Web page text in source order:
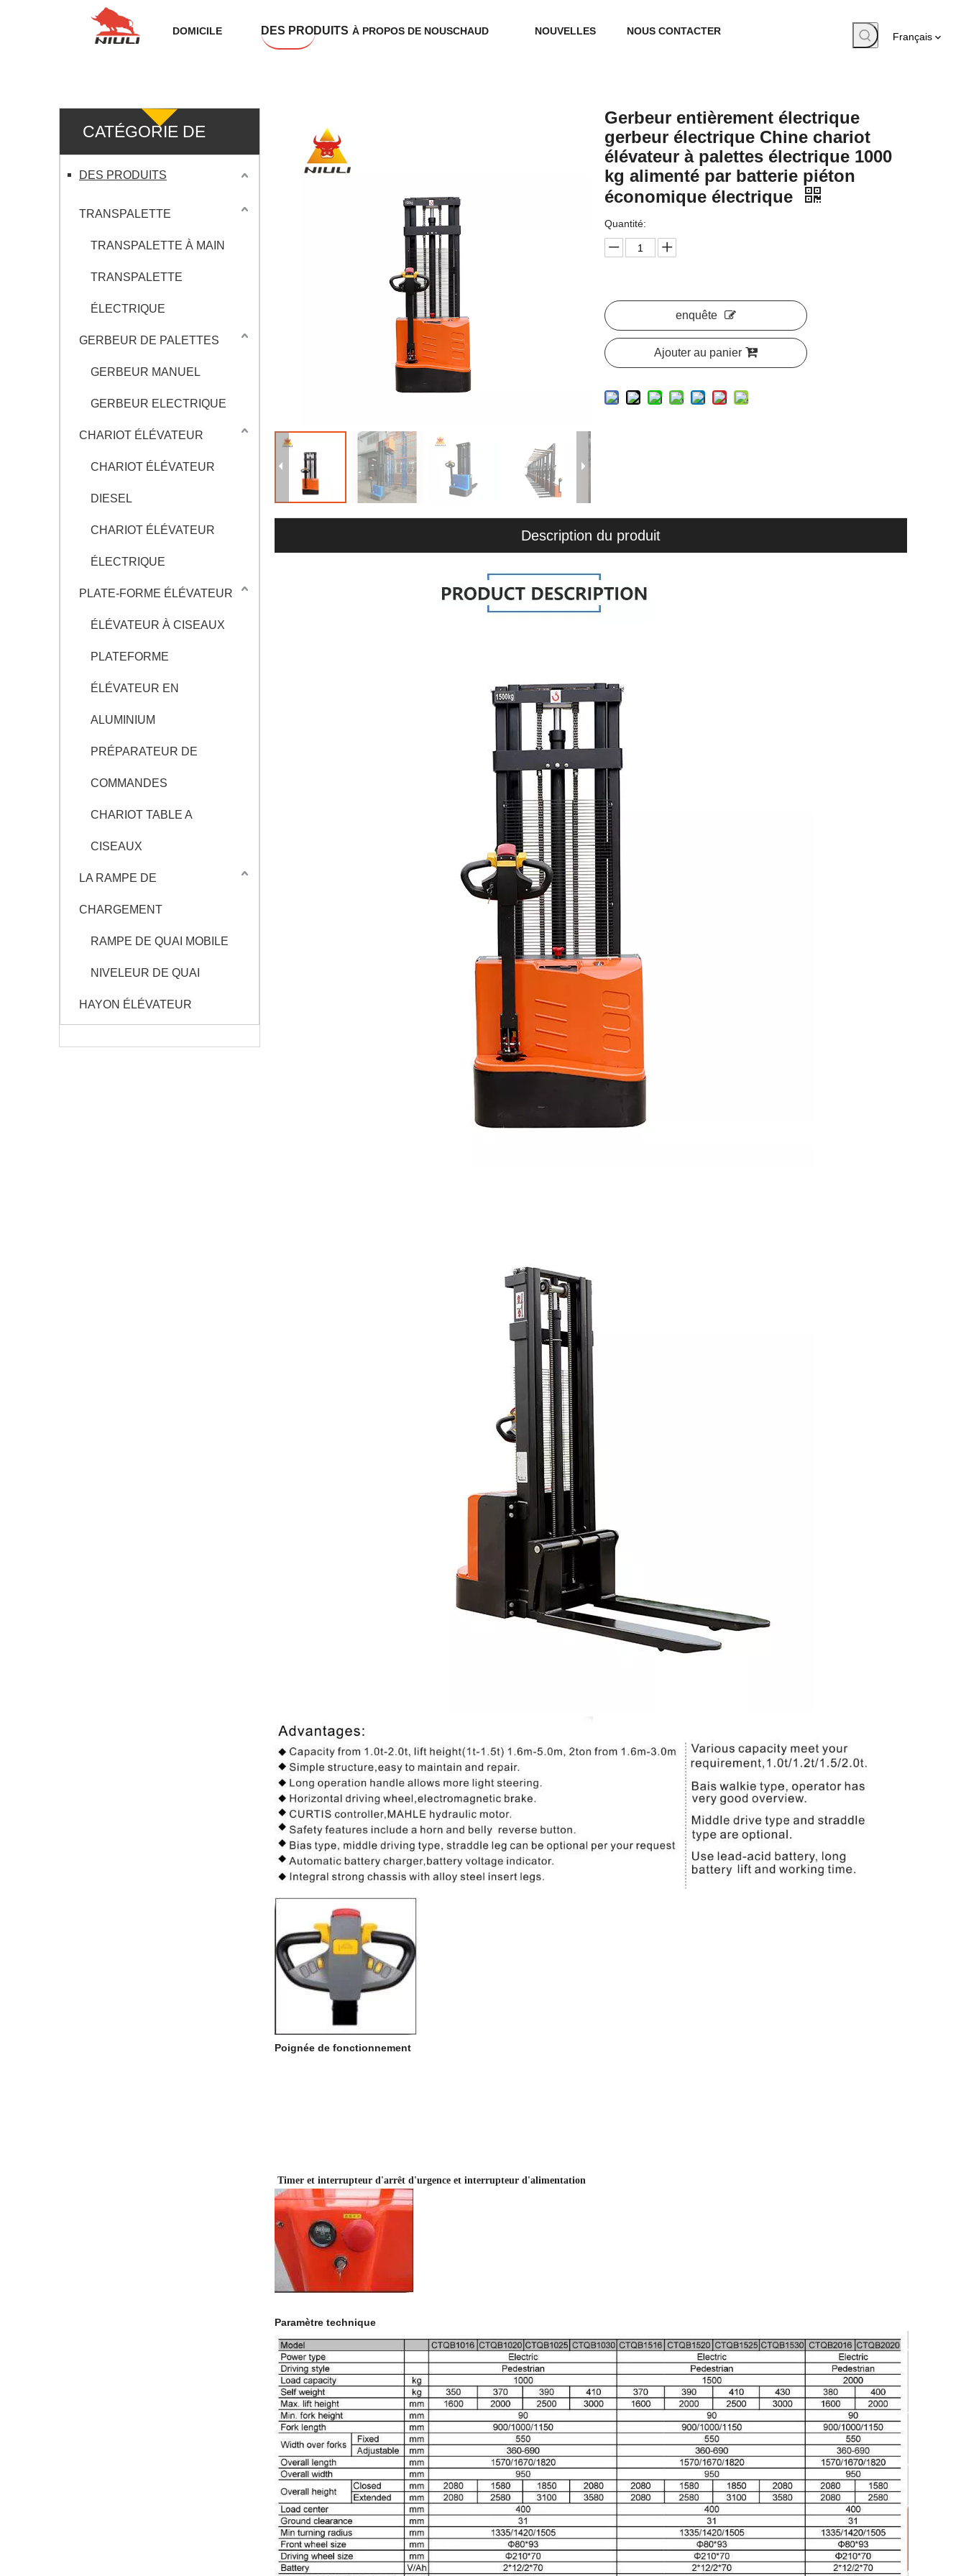
DOMICILE DES PRODUITS À PROPOS DE NOUSCHAUD NOUVELLES NOUS CONTACTER Français
CATÉGORIE DE
PRODUIT
DES PRODUITS
TRANSPALETTE
TRANSPALETTE À MAIN
TRANSPALETTE
ÉLECTRIQUE
GERBEUR DE PALETTES
GERBEUR MANUEL
GERBEUR ELECTRIQUE
CHARIOT ÉLÉVATEUR
CHARIOT ÉLÉVATEUR
DIESEL
CHARIOT ÉLÉVATEUR
ÉLECTRIQUE
PLATE-FORME ÉLÉVATEUR
ÉLÉVATEUR À CISEAUX
PLATEFORME
ÉLÉVATEUR EN
ALUMINIUM
PRÉPARATEUR DE
COMMANDES
CHARIOT TABLE A
CISEAUX
LA RAMPE DE
CHARGEMENT
RAMPE DE QUAI MOBILE
NIVELEUR DE QUAI
HAYON ÉLÉVATEUR
Gerbeur entièrement électrique
gerbeur électrique Chine chariot
élévateur à palettes électrique 1000
kg alimenté par batterie piéton
économique électrique
Quantité:
enquête
Ajouter au panier
Description du produit
Poignée de fonctionnement
Timer et interrupteur d'arrêt d'urgence et interrupteur d'alimentation
Paramètre technique